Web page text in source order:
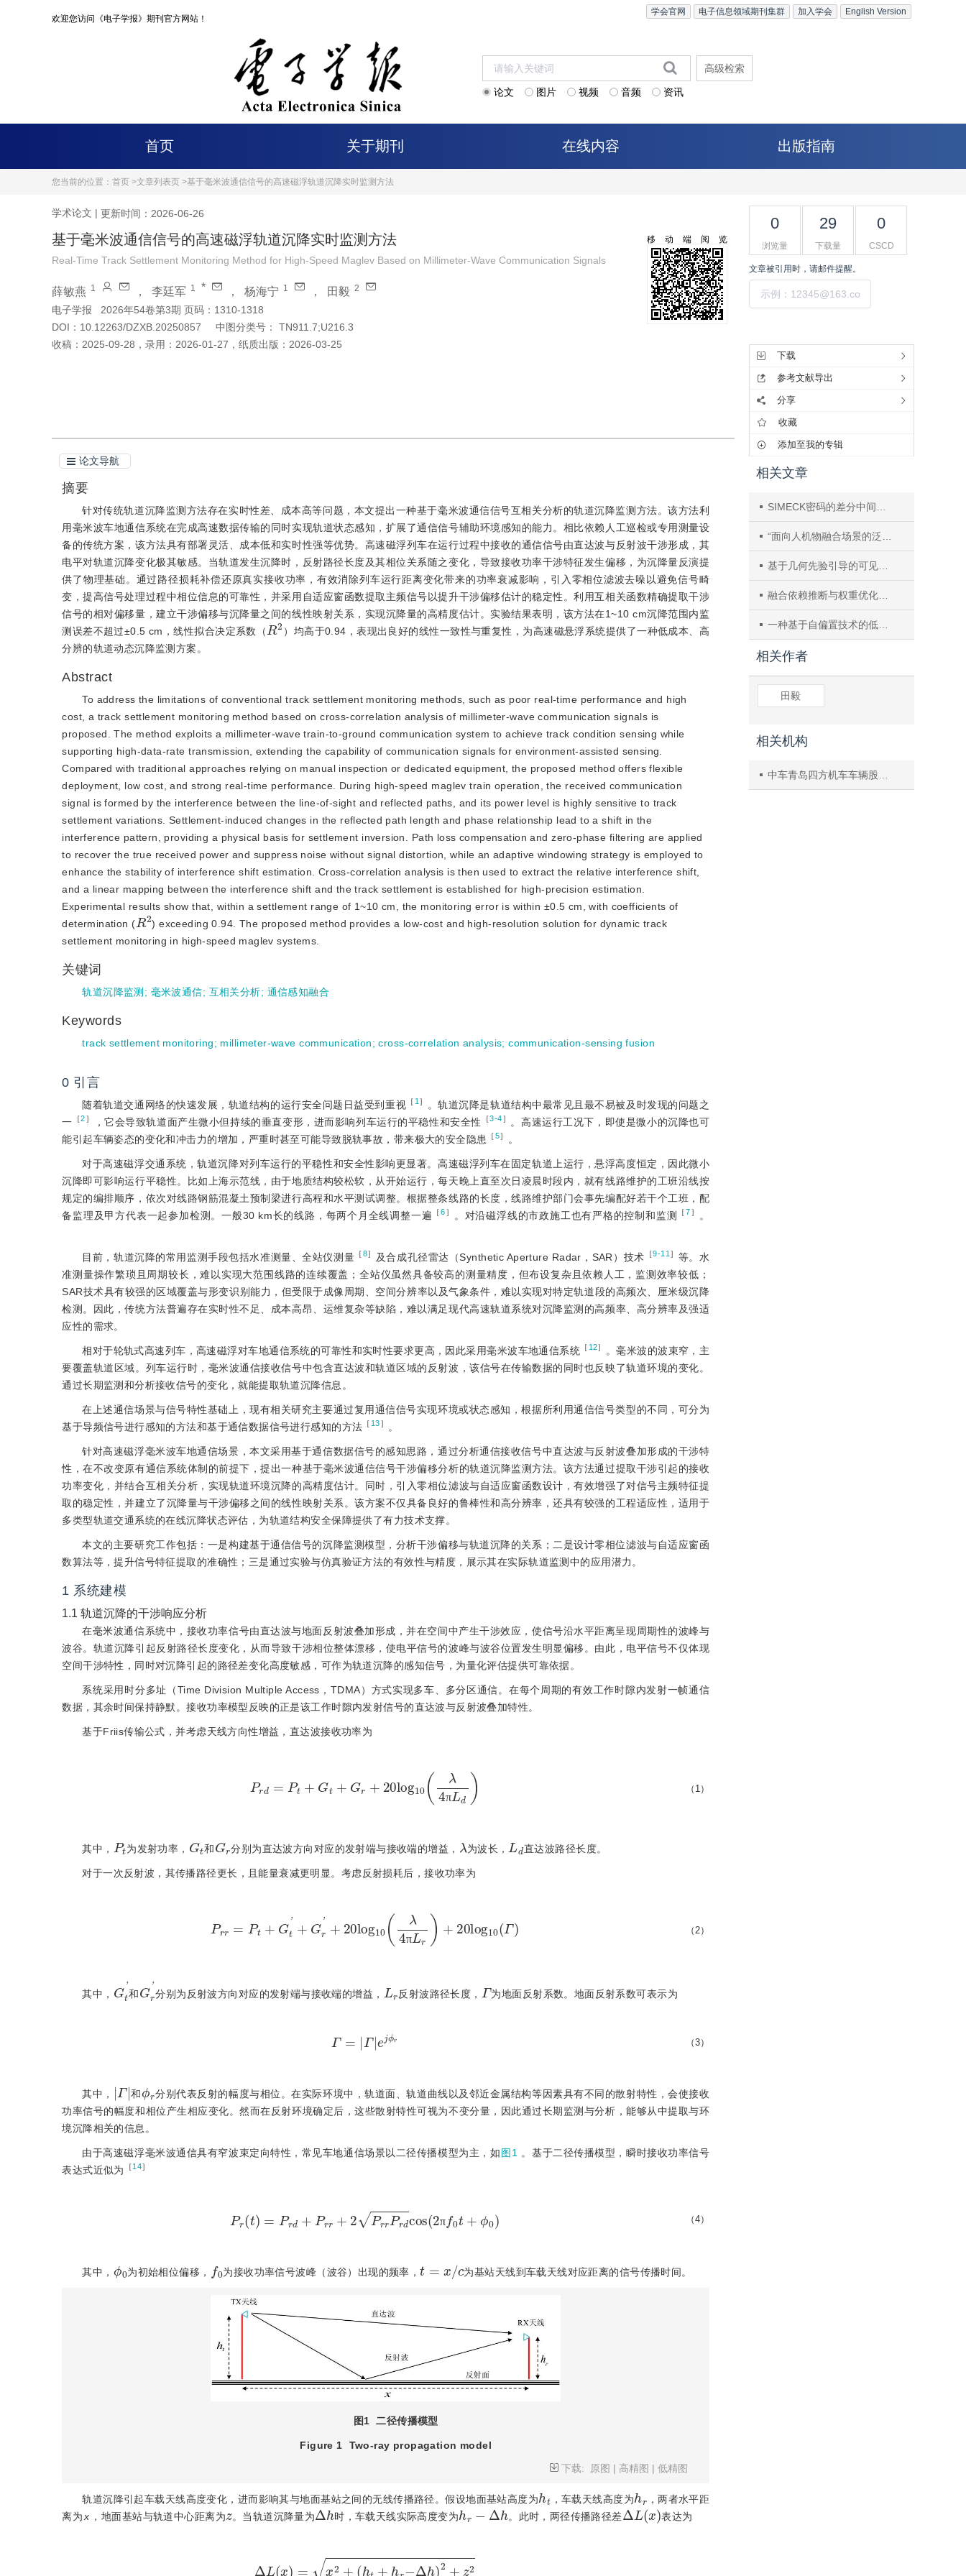
欢迎您访问《电子学报》期刊官方网站！
English Version
加入学会
电子信息领域期刊集群
学会官网
论文 图片 视频 音频 资讯
高级检索
首页 关于期刊 在线内容 出版指南
您当前的位置： 首页 >文章列表页 >基于毫米波通信信号的高速磁浮轨道沉降实时监测方法
学术论文 | 更新时间：2026-06-26
基于毫米波通信信号的高速磁浮轨道沉降实时监测方法
Real-Time Track Settlement Monitoring Method for High-Speed Maglev Based on Millimeter-Wave Communication Signals
薛敏燕 1 ， 李廷军 1 * ， 杨海宁 1 ， 田毅 2
电子学报
2026年54卷第3期 页码：1310-1318
DOI： 10.12263/DZXB.20250857 中图分类号：
TN911.7;U216.3
收稿： 2025-09-28 ， 录用： 2026-01-27 ， 纸质出版： 2026-03-25
移动端阅览
论文导航
摘要
针对传统轨道沉降监测方法存在实时性差、成本高等问题，本文提出一种基于毫米波通信信号互相关分析的轨道沉降监测方法。该方法利
用毫米波车地通信系统在完成高速数据传输的同时实现轨道状态感知，扩展了通信信号辅助环境感知的能力。相比依赖人工巡检或专用测量设
备的传统方案，该方法具有部署灵活、成本低和实时性强等优势。高速磁浮列车在运行过程中接收的通信信号由直达波与反射波干涉形成，其
电平对轨道沉降变化极其敏感。当轨道发生沉降时，反射路径长度及其相位关系随之变化，导致接收功率干涉特征发生偏移，为沉降量反演提
供了物理基础。通过路径损耗补偿还原真实接收功率，有效消除列车运行距离变化带来的功率衰减影响，引入零相位滤波去噪以避免信号畸
变，提高信号处理过程中相位信息的可靠性，并采用自适应窗函数提取主频信号以提升干涉偏移估计的稳定性。利用互相关函数精确提取干涉
信号的相对偏移量，建立干涉偏移与沉降量之间的线性映射关系，实现沉降量的高精度估计。实验结果表明，该方法在1~10 cm沉降范围内监
测误差不超过±0.5 cm，线性拟合决定系数（
R2
）均高于0.94，表现出良好的线性一致性与重复性，为高速磁悬浮系统提供了一种低成本、高
分辨的轨道动态沉降监测方案。
Abstract
To address the limitations of conventional track settlement monitoring methods, such as poor real-time performance and high
cost, a track settlement monitoring method based on cross-correlation analysis of millimeter-wave communication signals is
proposed. The method exploits a millimeter-wave train-to-ground communication system to achieve track condition sensing while
supporting high-data-rate transmission, extending the capability of communication signals for environment-assisted sensing.
Compared with traditional approaches relying on manual inspection or dedicated equipment, the proposed method offers flexible
deployment, low cost, and strong real-time performance. During high-speed maglev train operation, the received communication
signal is formed by the interference between the line-of-sight and reflected paths, and its power level is highly sensitive to track
settlement variations. Settlement-induced changes in the reflected path length and phase relationship lead to a shift in the
interference pattern, providing a physical basis for settlement inversion. Path loss compensation and zero-phase filtering are applied
to recover the true received power and suppress noise without signal distortion, while an adaptive windowing strategy is employed to
enhance the stability of interference shift estimation. Cross-correlation analysis is then used to extract the relative interference shift,
and a linear mapping between the interference shift and the track settlement is established for high-precision estimation.
Experimental results show that, within a settlement range of 1~10 cm, the monitoring error is within ±0.5 cm, with coefficients of
determination (
R2
) exceeding 0.94. The proposed method provides a low-cost and high-resolution solution for dynamic track
settlement monitoring in high-speed maglev systems.
关键词
轨道沉降监测 ; 毫米波通信; 互相关分析; 通信感知融合
Keywords
track settlement monitoring; millimeter-wave communication;cross-correlation analysis;communication-sensing fusion
0 引言
随着轨道交通网络的快速发展，轨道结构的运行安全问题日益受到重视 ［ 1 ］
。轨道沉降是轨道结构中最常见且最不易被及时发现的问题之
一 ［2］ ，它会导致轨道面产生微小但持续的垂直变形，进而影响列车运行的平稳性和安全性 ［3-4］
。高速运行工况下，即使是微小的沉降也可
能引起车辆姿态的变化和冲击力的增加，严重时甚至可能导致脱轨事故，带来极大的安全隐患
［5］ 。
对于高速磁浮交通系统，轨道沉降对列车运行的平稳性和安全性影响更显著。高速磁浮列车在固定轨道上运行，悬浮高度恒定，因此微小
沉降即可影响运行平稳性。比如上海示范线，由于地质结构较松软，从开始运行，每天晚上直至次日凌晨时段内，就有线路维护的工班沿线按
规定的编排顺序，依次对线路钢筋混凝土预制梁进行高程和水平测试调整。根据整条线路的长度，线路维护部门会事先编配好若干个工班，配
备监理及甲方代表一起参加检测。一般30 km长的线路，每两个月全线调整一遍
［6］ 。对沿磁浮线的市政施工也有严格的控制和监测 ［7］ 。
目前，轨道沉降的常用监测手段包括水准测量、全站仪测量 ［8］ 及合成孔径雷达（Synthetic Aperture Radar，SAR）技术 ［9-11 ］ 等。水
准测量操作繁琐且周期较长，难以实现大范围线路的连续覆盖；全站仪虽然具备较高的测量精度，但布设复杂且依赖人工，监测效率较低；
SAR技术具有较强的区域覆盖与形变识别能力，但受限于成像周期、空间分辨率以及气象条件，难以实现对特定轨道段的高频次、厘米级沉降
检测。因此，传统方法普遍存在实时性不足、成本高昂、运维复杂等缺陷，难以满足现代高速轨道系统对沉降监测的高频率、高分辨率及强适
应性的需求。
相对于轮轨式高速列车，高速磁浮对车地通信系统的可靠性和实时性要求更高，因此采用毫米波车地通信系统 ［ 12］
。毫米波的波束窄，主
要覆盖轨道区域。列车运行时，毫米波通信接收信号中包含直达波和轨道区域的反射波，该信号在传输数据的同时也反映了轨道环境的变化。
通过长期监测和分析接收信号的变化，就能提取轨道沉降信息。
在上述通信场景与信号特性基础上，现有相关研究主要通过复用通信信号实现环境或状态感知，根据所利用通信信号类型的不同，可分为
基于导频信号进行感知的方法和基于通信数据信号进行感知的方法 ［ 13］ 。
针对高速磁浮毫米波车地通信场景，本文采用基于通信数据信号的感知思路，通过分析通信接收信号中直达波与反射波叠加形成的干涉特
性，在不改变原有通信系统体制的前提下，提出一种基于毫米波通信信号干涉偏移分析的轨道沉降监测方法。该方法通过提取干涉引起的接收
功率变化，并结合互相关分析，实现轨道环境沉降的高精度估计。同时，引入零相位滤波与自适应窗函数设计，有效增强了对信号主频特征提
取的稳定性，并建立了沉降量与干涉偏移之间的线性映射关系。该方案不仅具备良好的鲁棒性和高分辨率，还具有较强的工程适应性，适用于
多类型轨道交通系统的在线沉降状态评估，为轨道结构安全保障提供了有力技术支撑。
本文的主要研究工作包括：一是构建基于通信信号的沉降监测模型，分析干涉偏移与轨道沉降的关系；二是设计零相位滤波与自适应窗函
数算法等，提升信号特征提取的准确性；三是通过实验与仿真验证方法的有效性与精度，展示其在实际轨道监测中的应用潜力。
1 系统建模
1.1 轨道沉降的干涉响应分析
在毫米波通信系统中，接收功率信号由直达波与地面反射波叠加形成，并在空间中产生干涉效应，使信号沿水平距离呈现周期性的波峰与
波谷。轨道沉降引起反射路径长度变化，从而导致干涉相位整体漂移，使电平信号的波峰与波谷位置发生明显偏移。由此，电平信号不仅体现
空间干涉特性，同时对沉降引起的路径差变化高度敏感，可作为轨道沉降的感知信号，为量化评估提供可靠依据。
系统采用时分多址（Time Division Multiple Access，TDMA）方式实现多车、多分区通信。在每个周期的有效工作时隙内发射一帧通信
数据，其余时间保持静默。接收功率模型反映的正是该工作时隙内发射信号的直达波与反射波叠加特性。
基于Friis传输公式，并考虑天线方向性增益，直达波接收功率为
π
4π d
（1）
其中，
Pt
为发射功率，
G
和
G
分别为直达波方向对应的发射端与接收端的增益，
λ
为波长，
L
直达波路径长度。
对于一次反射波，其传播路径更长，且能量衰减更明显。考虑反射损耗后，接收功率为
π
G ' 4 L 20
（2）
其中，
Gt'
和
Gr
分别为反射波方向对应的发射端与接收端的增益，
L
反射波路径长度，
Γ
为地面反射系数。地面反射系数可表示为
Γ Γ |e ϕr
（3）
其中，
| Γ|
和
ϕ
分别代表反射的幅度与相位。在实际环境中，轨道面、轨道曲线以及邻近金属结构等因素具有不同的散射特性，会使接收
功率信号的幅度和相位产生相应变化。然而在反射环境确定后，这些散射特性可视为不变分量，因此通过长期监测与分析，能够从中提取与环
境沉降相关的信息。
由于高速磁浮毫米波通信具有窄波束定向特性，常见车地通信场景以二径传播模型为主，如图1 。基于二径传播模型，瞬时接收功率信号
表达式近似为
［14］
π
P Prdcos π
（4）
其中，
ϕ 0
为初始相位偏移，
0
为接收功率信号波峰（波谷）出现的频率，
t
为基站天线到车载天线对应距离的信号传播时间。
图1 二径传播模型
Figure 1
Two-ray propagation model
下载:
原图 | 高精图 |低精图
轨道沉降引起车载天线高度变化，进而影响其与地面基站之间的无线传播路径。假设地面基站高度为
h
，车载天线高度为
h
，两者水平距
离为x ，地面基站与轨道中心距离为
z
。当轨道沉降量为
Δh
时，车载天线实际高度变为
h r-Δh
。此时，两径传播路径差
ΔL(x)
表达为
r-Δh)2+z2-x2+(ht-hr+Δh)2
0
浏览量
29
下载量
0
CSCD
文章被引用时，请邮件提醒。
下载
参考文献导出
分享
收藏
添加至我的专辑
相关文章
SIMECK密码的差分中间相遇攻击改进
“面向人机物融合场景的泛在操作系统与环境研究进展”专栏
基于几何先验引导的可见光-事件目标跟踪方法
融合依赖推断与权重优化的Linux内核模糊测试
一种基于自偏置技术的低功耗低抖动SerDes时钟源锁相环设计
相关作者
田毅
相关机构
中车青岛四方机车车辆股份有限公司高速磁浮运载技术全国重点实验室